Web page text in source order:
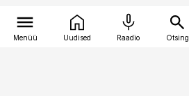
Menüü Uudised Raadio Otsing